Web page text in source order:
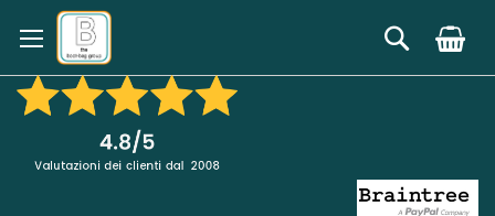
al
contenuto
Cerca